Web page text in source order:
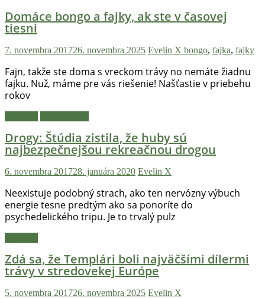
lifestyle.
Klikni
a
nalaď
sa
na
pohodu.
Domáce bongo a fajky, ak ste v časovej
tiesni
7. novembra 201726. novembra 2025 Evelin X bongo, fajka, fajky
Fajn, takže ste doma s vreckom trávy no nemáte žiadnu
fajku. Nuž, máme pre vás riešenie! Našťastie v priebehu
rokov
Drogy: Štúdia zistila, že huby sú
najbezpečnejšou rekreačnou drogou
6. novembra 201728. januára 2020 Evelin X
Neexistuje podobný strach, ako ten nervózny výbuch
energie tesne predtým ako sa ponoríte do
psychedelického tripu. Je to trvalý pulz
Zdá sa, že Templári boli najväčšími dílermi
trávy v stredovekej Európe
5. novembra 201726. novembra 2025 Evelin X